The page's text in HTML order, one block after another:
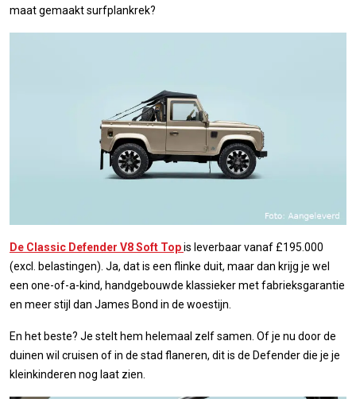
maat gemaakt surfplankrek?
De Classic Defender V8 Soft Topis leverbaar vanaf £195.000
(excl. belastingen). Ja, dat is een flinke duit, maar dan krijg je wel
een one-of-a-kind, handgebouwde klassieker met fabrieksgarantie
en meer stijl dan James Bond in de woestijn.
En het beste? Je stelt hem helemaal zelf samen. Of je nu door de
duinen wil cruisen of in de stad flaneren, dit is de Defender die je je
kleinkinderen nog laat zien.